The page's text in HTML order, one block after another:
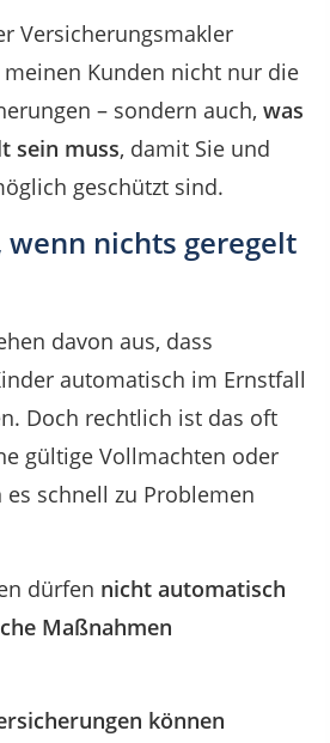
Versicherungsmakler
Kunden nicht nur die
– sondern auch, was
sein muss, damit Sie und
geschützt sind.
wenn nichts geregelt
davon aus, dass
automatisch im Ernstfall
Doch rechtlich ist das oft
gültige Vollmachten oder
schnell zu Problemen
dürfen nicht automatisch
Maßnahmen
können